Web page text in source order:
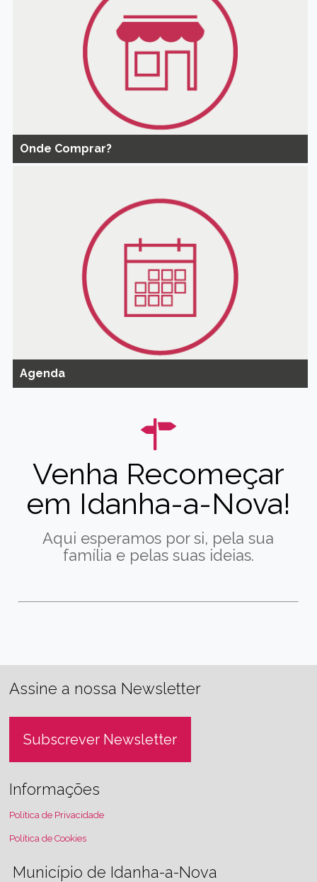
Onde Comprar?
Agenda
Venha Recomeçar
em Idanha-a-Nova!
Aqui esperamos por si, pela sua
família e pelas suas ideias.
Assine a nossa Newsletter
Subscrever Newsletter
Informações
Política de Privacidade
Política de Cookies
Município de Idanha-a-Nova